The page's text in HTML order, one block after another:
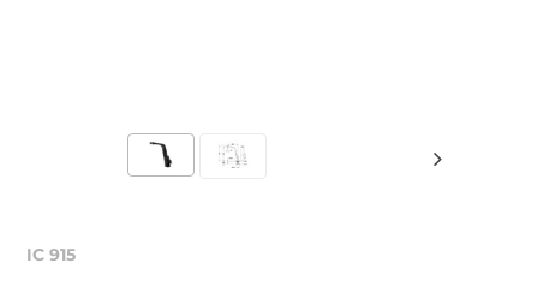
IC 915